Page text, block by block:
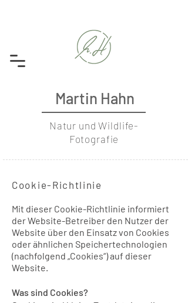
Martin Hahn
Natur und Wildlife-
Fotografie
Cookie-Richtlinie
Mit dieser Cookie-Richtlinie informiert
der Website-Betreiber den Nutzer der
Website über den Einsatz von Cookies
oder ähnlichen Speichertechnologien
(nachfolgend „Cookies“) auf dieser
Website.
Was sind Cookies?